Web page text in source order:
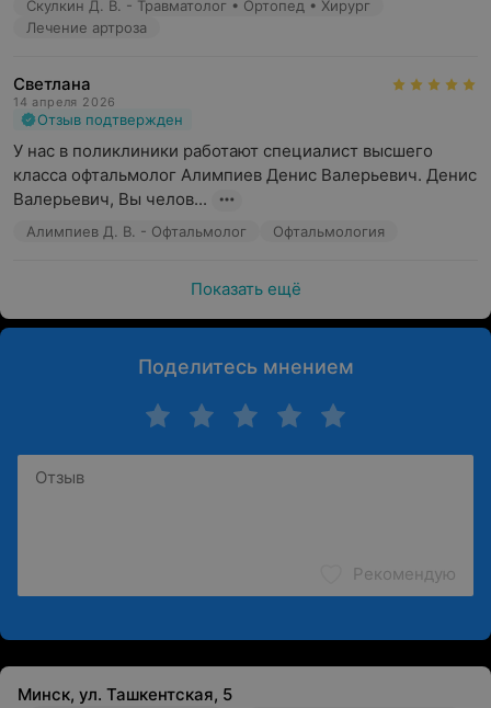
Скулкин Д. В. - Травматолог • Ортопед • Хирург
Лечение артроза
Светлана
14 апреля 2026
Отзыв подтвержден
У нас в поликлиники работают специалист высшего
класса офтальмолог Алимпиев Денис Валерьевич. Денис
Валерьевич, Вы челов...
Алимпиев Д. В. - Офтальмолог Офтальмология
Показать ещё
Поделитесь мнением
Рекомендую
Минск, ул. Ташкентская, 5